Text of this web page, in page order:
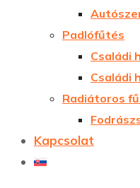
Padlófűtés
Családi
Családi
Radiátoros
Kapcsolat